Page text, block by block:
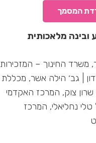
המסמך
ובינה מלאכותית
משרד החינוך – המזכירות
| גב׳ הילה אשר, מכללת
שרון צוק, המרכז האקדמי
טלי נחליאלי, המרכז